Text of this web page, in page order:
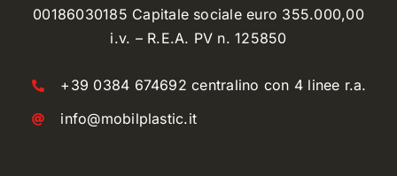
00186030185 Capitale sociale euro 355.000,00
i.v. – R.E.A. PV n. 125850
+39 0384 674692 centralino con 4 linee r.a.
info@mobilplastic.it